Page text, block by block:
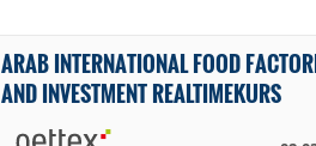
ARAB INTERNATIONAL FOOD
AND INVESTMENT REALTIMEKURS